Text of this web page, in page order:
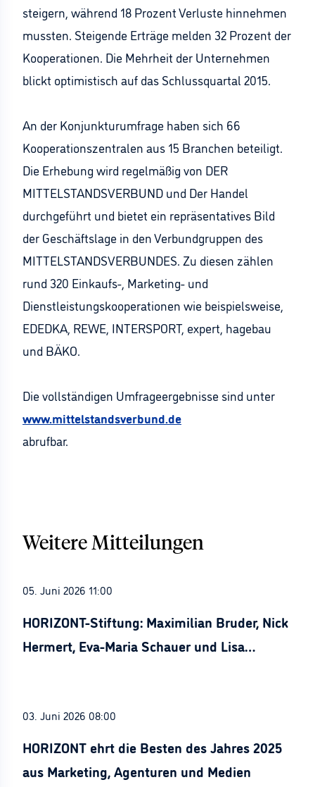
steigern, während 18 Prozent Verluste hinnehmen
mussten. Steigende Erträge melden 32 Prozent der
Kooperationen. Die Mehrheit der Unternehmen
blickt optimistisch auf das Schlussquartal 2015.
An der Konjunkturumfrage haben sich 66
Kooperationszentralen aus 15 Branchen beteiligt.
Die Erhebung wird regelmäßig von DER
MITTELSTANDSVERBUND und Der Handel
durchgeführt und bietet ein repräsentatives Bild
der Geschäftslage in den Verbundgruppen des
MITTELSTANDSVERBUNDES. Zu diesen zählen
rund 320 Einkaufs-, Marketing- und
Dienstleistungskooperationen wie beispielsweise,
EDEDKA, REWE, INTERSPORT, expert, hagebau
und BÄKO.
Die vollständigen Umfrageergebnisse sind unter
www.mittelstandsverbund.de
abrufbar.
Weitere Mitteilungen
05. Juni 2026 11:00
HORIZONT-Stiftung: Maximilian Bruder, Nick
Hermert, Eva-Maria Schauer und Lisa
03. Juni 2026 08:00
HORIZONT ehrt die Besten des Jahres 2025
aus Marketing, Agenturen und Medien